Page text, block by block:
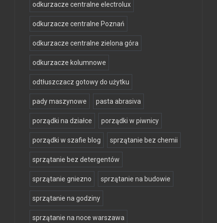
odkurzacze centralne electrolux
odkurzacze centralne Poznań
odkurzacze centralne zielona góra
odkurzacze kolumnowe
odtłuszczacz gotowy do użytku
pady maszynowe pasta abrasiva
porządki na działce porządki w piwnicy
porządki w szafie blog sprzątanie bez chemii
sprzątanie bez detergentów
sprzątanie gniezno sprzątanie na budowie
sprzątanie na godziny
sprzątanie na noce warszawa